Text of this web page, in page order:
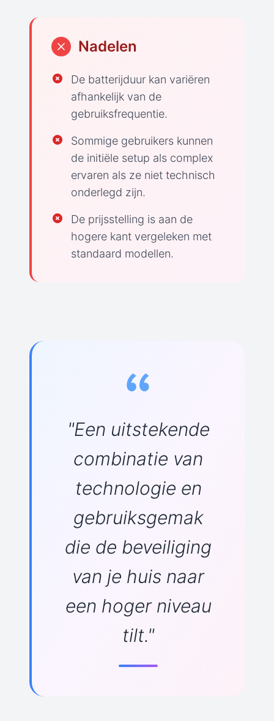
Nadelen
De batterijduur kan variëren
afhankelijk van de
gebruiksfrequentie.
Sommige gebruikers kunnen
de initiële setup als complex
ervaren als ze niet technisch
onderlegd zijn.
De prijsstelling is aan de
hogere kant vergeleken met
standaard modellen.
"Een uitstekende
combinatie van
technologie en
gebruiksgemak
die de beveiliging
van je huis naar
een hoger niveau
tilt."